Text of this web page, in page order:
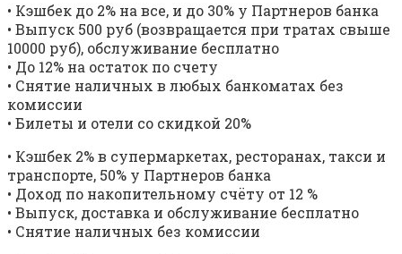
• Кэшбек до 2% на все, и до 30% у Партнеров банка
• Выпуск 500 руб (возвращается при тратах свыше
10000 руб), обслуживание бесплатно
• До 12% на остаток по счету
• Снятие наличных в любых банкоматах без
комиссии
• Билеты и отели со скидкой 20%
• Кэшбек 2% в супермаркетах, ресторанах, такси и
транспорте, 50% у Партнеров банка
• Доход по накопительному счёту от 12 %
• Выпуск, доставка и обслуживание бесплатно
• Снятие наличных без комиссии